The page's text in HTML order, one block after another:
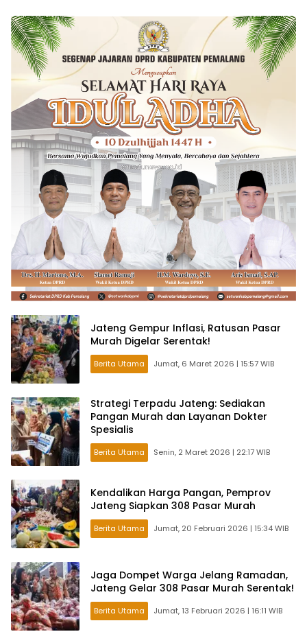
Jateng Gempur Inflasi, Ratusan Pasar
Murah Digelar Serentak!
Berita Utama Jumat, 6 Maret 2026 | 15:57 WIB
Strategi Terpadu Jateng: Sediakan
Pangan Murah dan Layanan Dokter
Spesialis
Berita Utama Senin, 2 Maret 2026 | 22:17 WIB
Kendalikan Harga Pangan, Pemprov
Jateng Siapkan 308 Pasar Murah
Berita Utama Jumat, 20 Februari 2026 | 15:34 WIB
Jaga Dompet Warga Jelang Ramadan,
Jateng Gelar 308 Pasar Murah Serentak!
Berita Utama Jumat, 13 Februari 2026 | 16:11 WIB